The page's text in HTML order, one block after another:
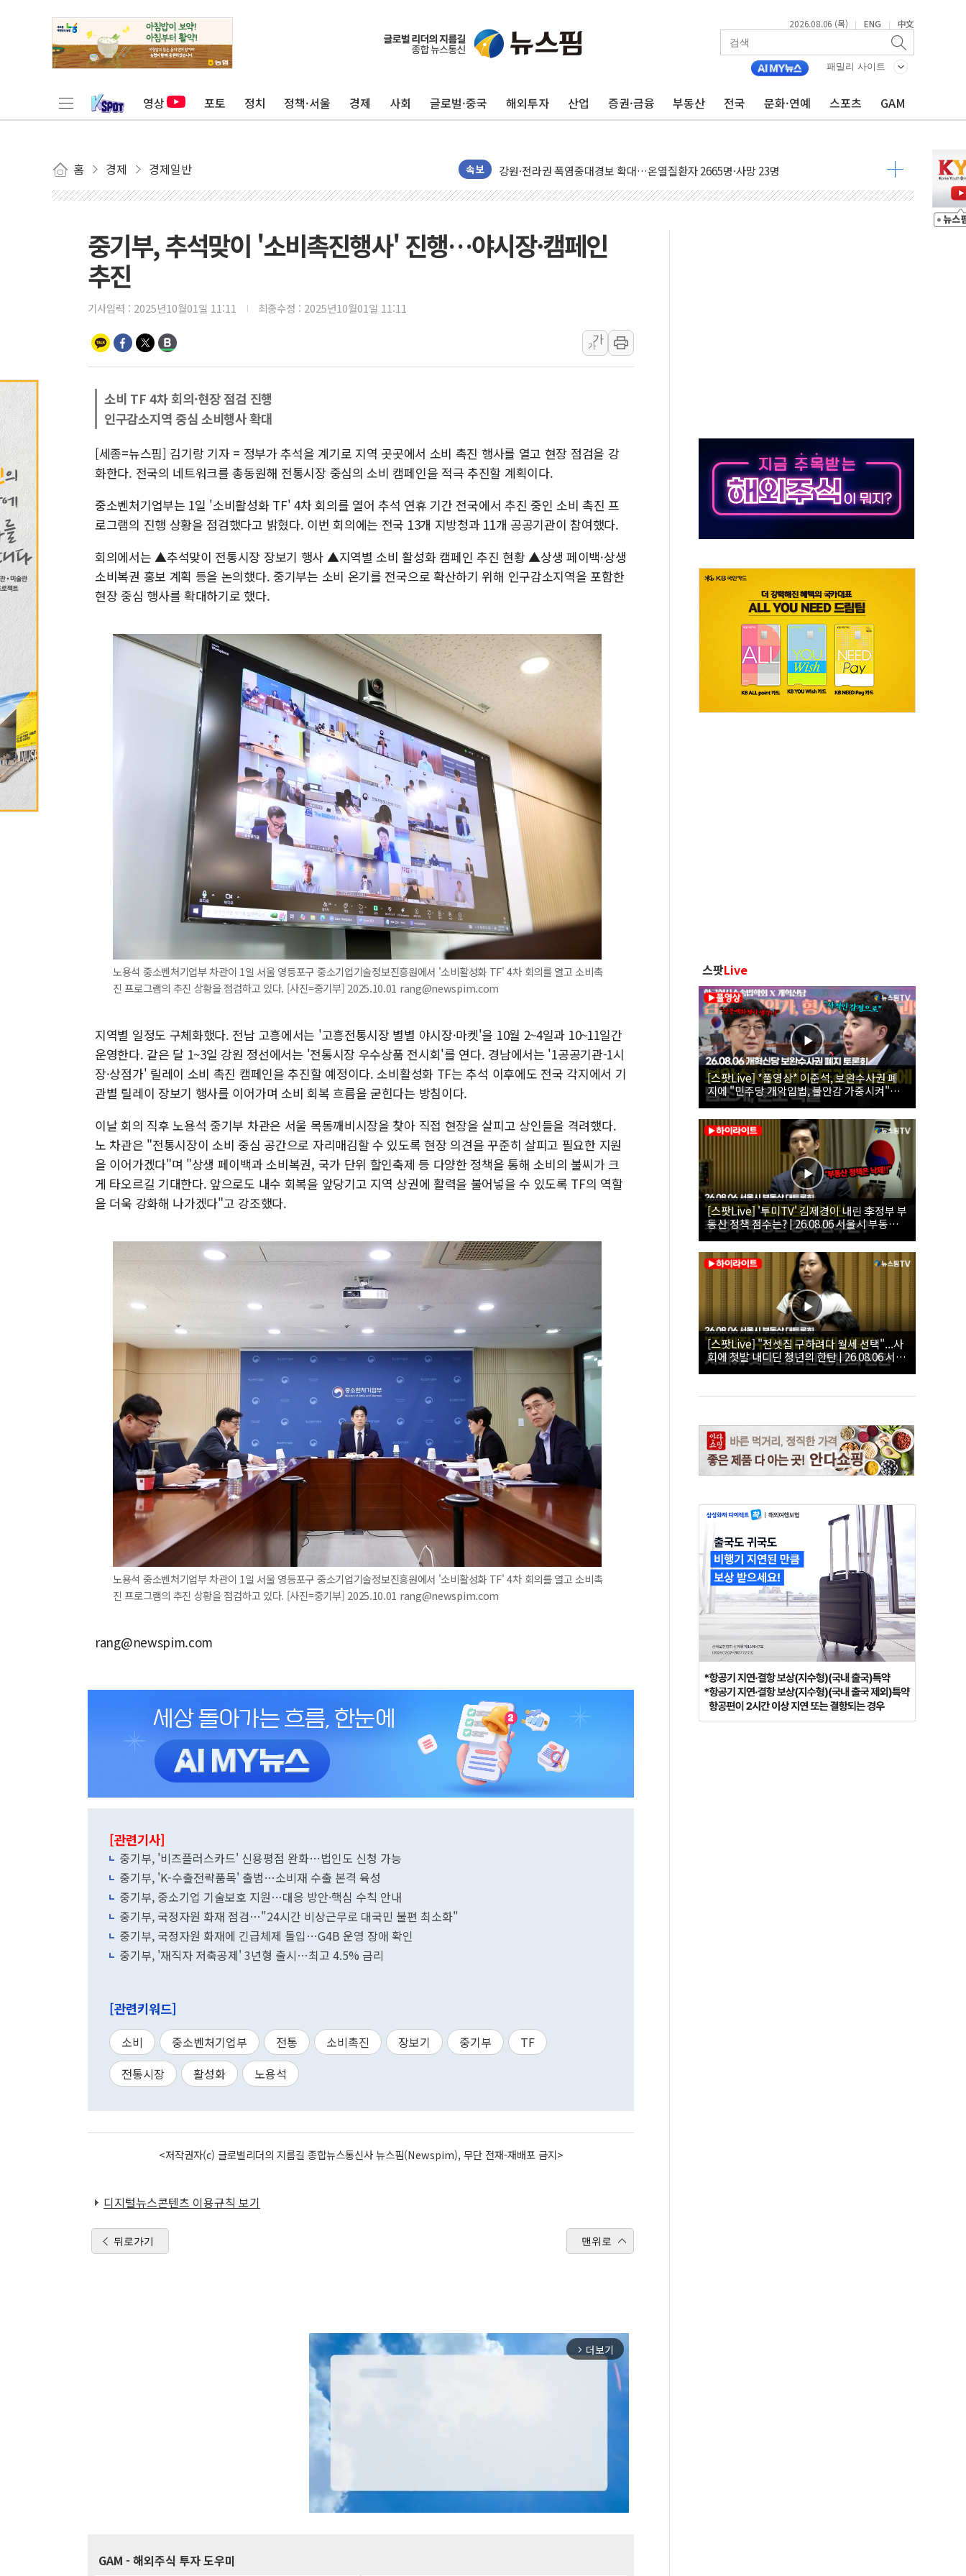
2026.08.06 (목) | ENG | 中文
패밀리 사이트
영상 포토 정치 정책·서울 경제 사회 글로벌·중국 해외투자 산업 증권·금융 부동산 전국 문화·연예 스포츠 GAM
홈 경제 경제일반 속보
구미 폐염산처리업체서 불 2시간30여분만에 진화...외국인 노동자 숨져
강원도 폭염특보 11일째…온열질환·가축 피해 최소화 '총력 대응'
[코인 시황] 비트코인, ETF 자금 유입에도 박스권…美 암호화폐 법안 처리 여부도 변수
강원·전라권 폭염중대경보 확대…온열질환자 2665명·사망 23명
빚투·레버리지 줄었지만, 반도체 두 종목에 코스피 '휘청'
[2보] 북한, 원산서 동해상 단거리 탄도미사일 발사
종로·중구 오피스 78%가 준공 10년 이상…리뉴얼이 경쟁력 가른다
"5.18은 북한 지령" 설교한 목사 불구속 송치
[종합] 특검, '양평' 원희룡 2차 조사…'당정대 회의' 한동훈·방기선 수사도 속도
CJ온스타일, 2분기 영업익 260억원…전년 比 21.2%↑
AI 연산은 포항, 전력 저장은 영광…지역펀드 9·10호 확정
중기부, 추석맞이 '소비촉진행사' 진행…야시장·캠페인
추진
기사입력 : 2025년10월01일 11:11 최종수정 : 2025년10월01일 11:11
가
가
소비 TF 4차 회의·현장 점검 진행
인구감소지역 중심 소비행사 확대
[세종=뉴스핌] 김기랑 기자 = 정부가 추석을 계기로 지역 곳곳에서 소비 촉진 행사를 열고 현장 점검을 강
화한다. 전국의 네트워크를 총동원해 전통시장 중심의 소비 캠페인을 적극 추진할 계획이다.
중소벤처기업부는 1일 '소비활성화 TF' 4차 회의를 열어 추석 연휴 기간 전국에서 추진 중인 소비 촉진 프
로그램의 진행 상황을 점검했다고 밝혔다. 이번 회의에는 전국 13개 지방청과 11개 공공기관이 참여했다.
회의에서는 ▲추석맞이 전통시장 장보기 행사 ▲지역별 소비 활성화 캠페인 추진 현황 ▲상생 페이백·상생
소비복권 홍보 계획 등을 논의했다. 중기부는 소비 온기를 전국으로 확산하기 위해 인구감소지역을 포함한
현장 중심 행사를 확대하기로 했다.
노용석 중소벤처기업부 차관이 1일 서울 영등포구 중소기업기술정보진흥원에서 '소비활성화 TF' 4차 회의를 열고 소비촉
진 프로그램의 추진 상황을 점검하고 있다. [사진=중기부] 2025.10.01 rang@newspim.com
지역별 일정도 구체화했다. 전남 고흥에서는 '고흥전통시장 별별 야시장·마켓'을 10월 2~4일과 10~11일간
운영한다. 같은 달 1~3일 강원 정선에서는 '전통시장 우수상품 전시회'를 연다. 경남에서는 '1공공기관-1시
장·상점가' 릴레이 소비 촉진 캠페인을 추진할 예정이다. 소비활성화 TF는 추석 이후에도 전국 각지에서 기
관별 릴레이 장보기 행사를 이어가며 소비 회복 흐름을 굳힌다는 방침이다.
이날 회의 직후 노용석 중기부 차관은 서울 목동깨비시장을 찾아 직접 현장을 살피고 상인들을 격려했다.
노 차관은 "전통시장이 소비 중심 공간으로 자리매김할 수 있도록 현장 의견을 꾸준히 살피고 필요한 지원
을 이어가겠다"며 "상생 페이백과 소비복권, 국가 단위 할인축제 등 다양한 정책을 통해 소비의 불씨가 크
게 타오르길 기대한다. 앞으로도 내수 회복을 앞당기고 지역 상권에 활력을 불어넣을 수 있도록 TF의 역할
을 더욱 강화해 나가겠다"고 강조했다.
노용석 중소벤처기업부 차관이 1일 서울 영등포구 중소기업기술정보진흥원에서 '소비활성화 TF' 4차 회의를 열고 소비촉
진 프로그램의 추진 상황을 점검하고 있다. [사진=중기부] 2025.10.01 rang@newspim.com
rang@newspim.com
[관련기사]
중기부, '비즈플러스카드' 신용평점 완화…법인도 신청 가능
중기부, 'K-수출전략품목' 출범…소비재 수출 본격 육성
중기부, 중소기업 기술보호 지원…대응 방안·핵심 수칙 안내
중기부, 국정자원 화재 점검…"24시간 비상근무로 대국민 불편 최소화"
중기부, 국정자원 화재에 긴급체제 돌입…G4B 운영 장애 확인
중기부, '재직자 저축공제' 3년형 출시…최고 4.5% 금리
[관련키워드]
소비 중소벤처기업부 전통 소비촉진 장보기 중기부
TF
전통시장
활성화 노용석
<저작권자(c) 글로벌리더의 지름길 종합뉴스통신사 뉴스핌(Newspim), 무단 전재-재배포 금지>
디지털뉴스콘텐츠 이용규칙 보기
뒤로가기 맨위로
arrow_forward_ios 더보기
GAM - 해외주식 투자 도우미
스팟Live
[스팟Live] *풀영상* 이준석, 보완수사권 폐
지에 "민주당 개악입법, 불안감 가중시켜"｜
26.08.06 개혁신당 보완수사권 폐지 토론회
[스팟Live] '투미TV' 김제경이 내린 李정부 부
동산 정책 점수는? | 26.08.06 서울시 부동산
대토론회
[스팟Live] "전셋집 구하려다 월세 선택"...사
회에 첫발 내디딘 청년의 한탄 | 26.08.06 서울
시 부동산 대토론회